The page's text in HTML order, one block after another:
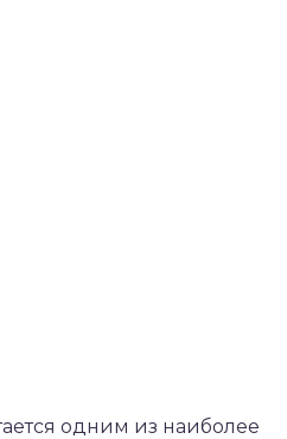
одним из наиболее